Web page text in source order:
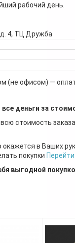
рабочий день.
д. 4, ТЦ Дружба
(не офисом) —
деньги за
стоимость
в Ваших
покупки Перейти
выгодной